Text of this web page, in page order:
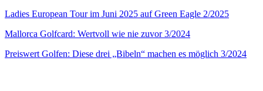
Ladies European Tour im Juni 2025 auf Green Eagle 2/2025
Mallorca Golfcard: Wertvoll wie nie zuvor 3/2024
Preiswert Golfen: Diese drei „Bibeln“ machen es möglich 3/2024